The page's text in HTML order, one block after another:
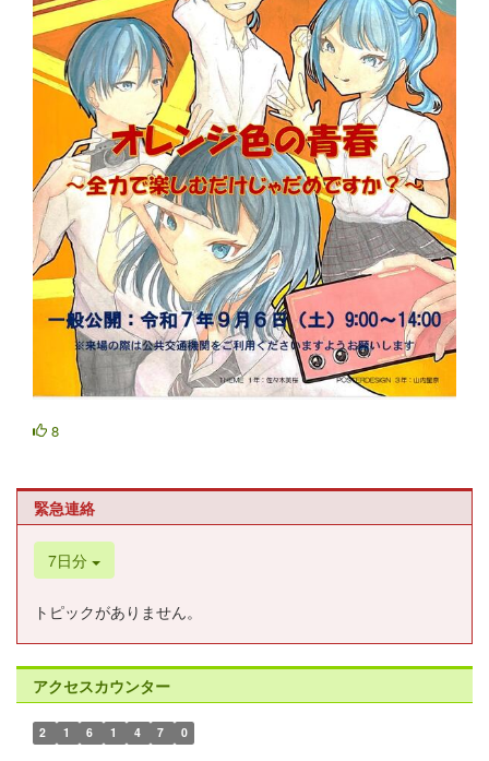
8
緊急連絡
7日分
トピックがありません。
アクセスカウンター
2 1 6 1 4 7 0